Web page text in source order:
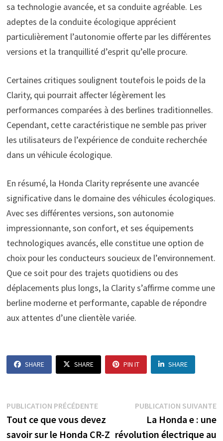
sa technologie avancée, et sa conduite agréable. Les
adeptes de la conduite écologique apprécient
particulièrement l’autonomie offerte par les différentes
versions et la tranquillité d’esprit qu’elle procure.
Certaines critiques soulignent toutefois le poids de la
Clarity, qui pourrait affecter légèrement les
performances comparées à des berlines traditionnelles.
Cependant, cette caractéristique ne semble pas priver
les utilisateurs de l’expérience de conduite recherchée
dans un véhicule écologique.
En résumé, la Honda Clarity représente une avancée
significative dans le domaine des véhicules écologiques.
Avec ses différentes versions, son autonomie
impressionnante, son confort, et ses équipements
technologiques avancés, elle constitue une option de
choix pour les conducteurs soucieux de l’environnement.
Que ce soit pour des trajets quotidiens ou des
déplacements plus longs, la Clarity s’affirme comme une
berline moderne et performante, capable de répondre
aux attentes d’une clientèle variée.
SHARE SHARE PIN IT SHARE
Navigation
de
PUBLICATION PRÉCÉDENTEPublication
précédente :
Tout ce que vous devez
savoir sur le Honda CR-Z
PUBLICATION SUIVANTE
La Honda e : une
révolution électrique au